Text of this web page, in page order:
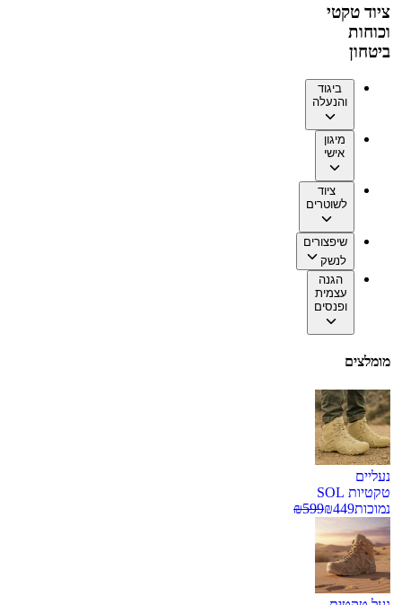
ציוד טקטי
וכוחות
ביטחון
ביגוד
והנעלה
מיגון
אישי
ציוד
לשוטרים
שיפצורים
לנשק
הגנה
עצמית
ופנסים
מומלצים
נעליים
טקטיות SOL
נמוכות
₪449
₪599